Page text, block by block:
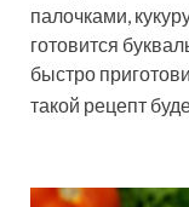
палочками,
готовится
быстро
такой рецепт